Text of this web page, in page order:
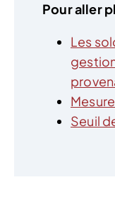
Pour aller
Les
Seuil